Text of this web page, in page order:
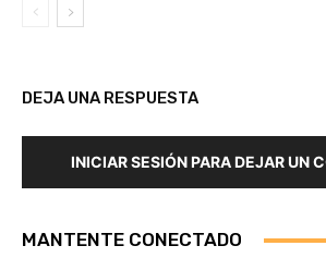
DEJA UNA RESPUESTA
INICIAR SESIÓN PARA DEJAR UN
MANTENTE CONECTADO